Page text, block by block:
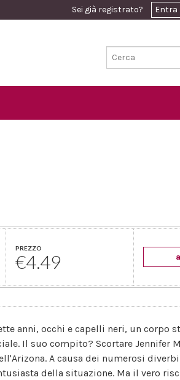
Sei già registrato? Entra
PREZZO
€4.49
anni, occhi e capelli neri, un corpo
Il suo compito? Scortare Jennifer
A causa dei numerosi
della situazione. Ma il vero